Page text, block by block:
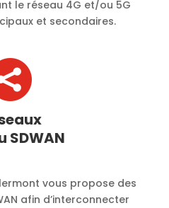
le réseau 4G et/ou 5G
et secondaires.
SDWAN
vous propose des
afin d’interconnecter